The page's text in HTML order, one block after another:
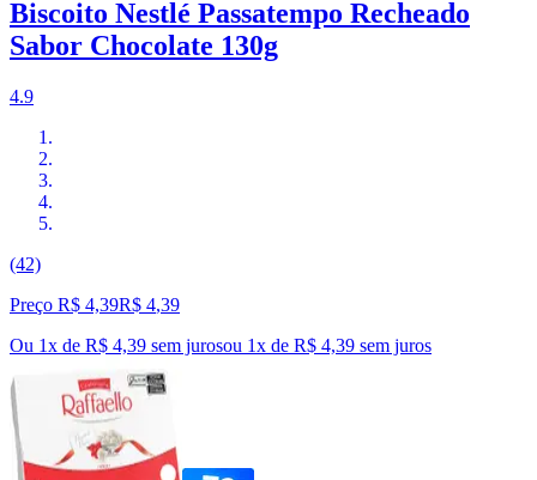
Biscoito Nestlé Passatempo Recheado
Sabor Chocolate 130g
4.9
(42)
Preço R$ 4,39R$ 4,39
Ou 1x de R$ 4,39 sem jurosou 1x de R$ 4,39 sem juros